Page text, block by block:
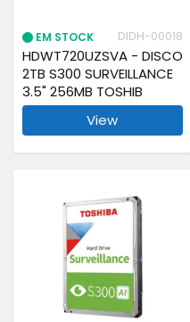
EM STOCK DIDH-00018
HDWT720UZSVA - DISCO
2TB S300 SURVEILLANCE
3.5" 256MB TOSHIB
View